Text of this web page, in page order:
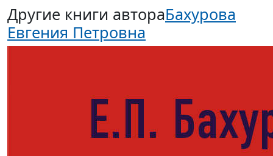
Другие книги автораБахурова
Евгения Петровна